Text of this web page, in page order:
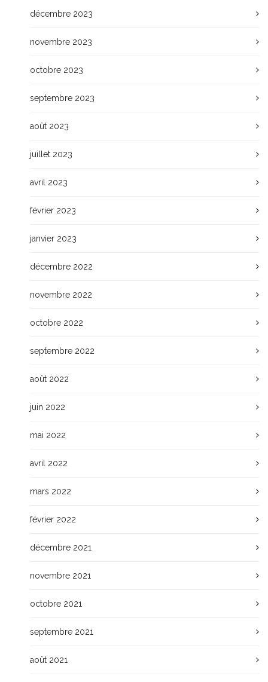
décembre 2023
novembre 2023
octobre 2023
septembre 2023
août 2023
juillet 2023
avril 2023
février 2023
janvier 2023
décembre 2022
novembre 2022
octobre 2022
septembre 2022
août 2022
juin 2022
mai 2022
avril 2022
mars 2022
février 2022
décembre 2021
novembre 2021
octobre 2021
septembre 2021
août 2021